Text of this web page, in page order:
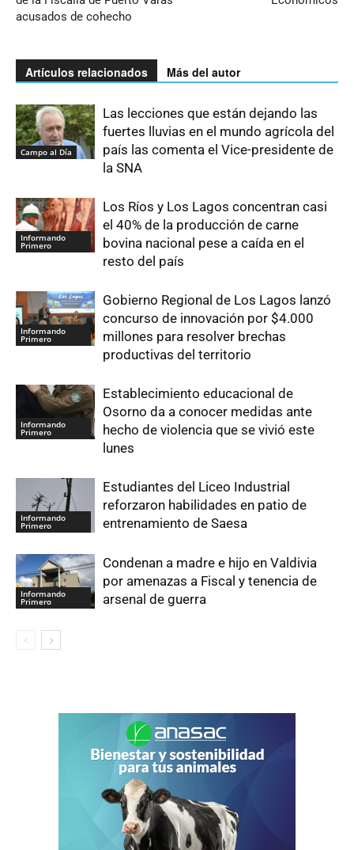
acusados de cohecho
Artículos relacionados Más del autor
Campo al Día
Las lecciones que están dejando las
fuertes lluvias en el mundo agrícola del
país las comenta el Vice-presidente de
la SNA
Informando
Primero
Los Ríos y Los Lagos concentran casi
el 40% de la producción de carne
bovina nacional pese a caída en el
resto del país
Informando
Primero
Gobierno Regional de Los Lagos lanzó
concurso de innovación por $4.000
millones para resolver brechas
productivas del territorio
Informando
Primero
Establecimiento educacional de
Osorno da a conocer medidas ante
hecho de violencia que se vivió este
lunes
Informando
Primero
Estudiantes del Liceo Industrial
reforzaron habilidades en patio de
entrenamiento de Saesa
Informando
Primero
Condenan a madre e hijo en Valdivia
por amenazas a Fiscal y tenencia de
arsenal de guerra